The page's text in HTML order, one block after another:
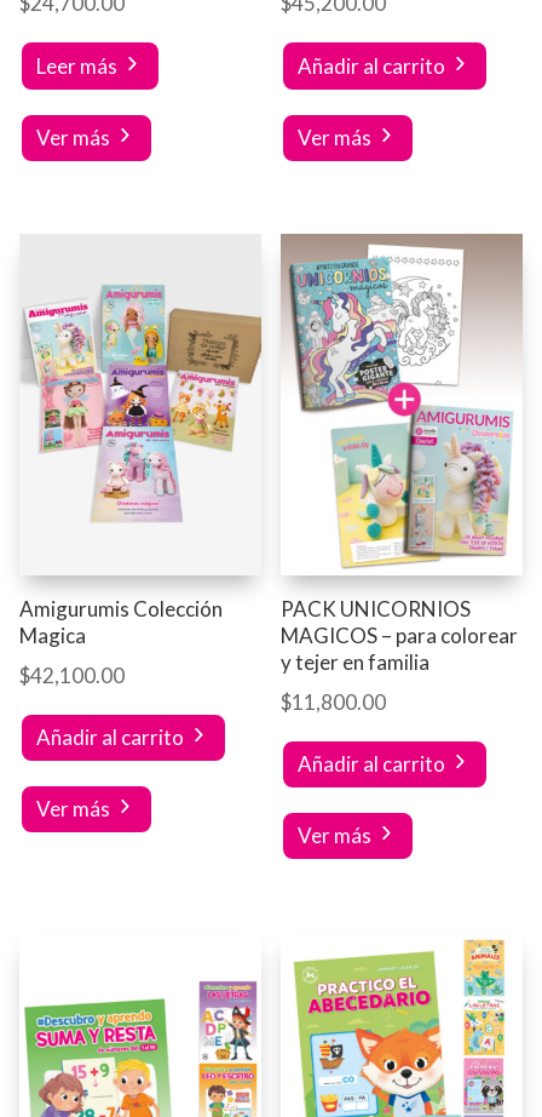
Leer más
Ver más
Añadir al carrito
Ver más
Amigurumis Colección
Magica
$42,100.00
Añadir al carrito
Ver más
PACK UNICORNIOS
MAGICOS – para colorear
y tejer en familia
$11,800.00
Añadir al carrito
Ver más